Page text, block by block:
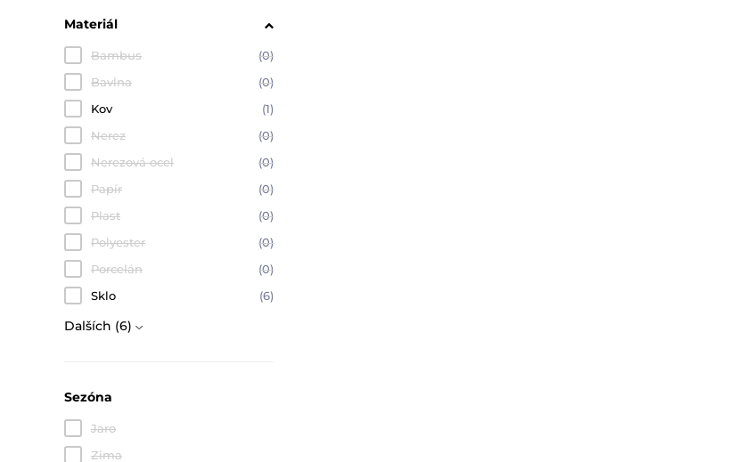
Materiál
Bambus
(0)
Bavlna
(0)
Kov
(1)
Nerez
(0)
Nerezová ocel
(0)
Papír
(0)
Plast
(0)
Polyester
(0)
Porcelán
(0)
Sklo
(6)
Dalších (6)
Sezóna
Jaro
Zima